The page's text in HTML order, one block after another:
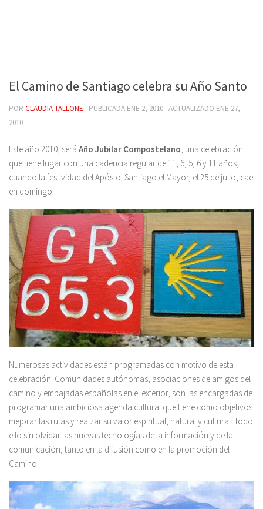
El Camino de Santiago celebra su Año Santo
POR CLAUDIA TALLONE · PUBLICADA ENE 2, 2010 · ACTUALIZADO ENE 27,
2010
Este año 2010, será Año Jubilar Compostelano, una celebración
que tiene lugar con una cadencia regular de 11, 6, 5, 6 y 11 años,
cuando la festividad del Apóstol Santiago el Mayor, el 25 de julio, cae
en domingo.
Numerosas actividades están programadas con motivo de esta
celebración. Comunidades autónomas, asociaciones de amigos del
camino y embajadas españolas en el exterior, son las encargadas de
programar una ambiciosa agenda cultural que tiene como objetivos
mejorar las rutas y realzar su valor espiritual, natural y cultural. Todo
ello sin olvidar las nuevas tecnologías de la información y de la
comunicación, tanto en la difusión como en la promoción del
Camino.